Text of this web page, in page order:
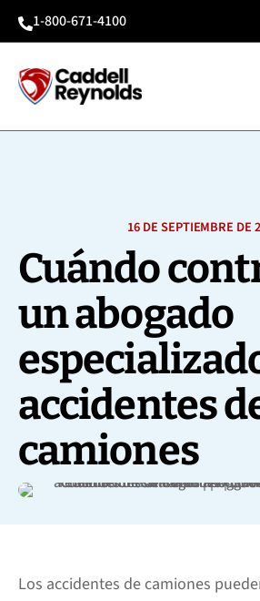
1-800-671-4100
16 DE SEPTIEMBRE DE
Cuándo
un abogado
accidentes
camiones
Los accidentes de camiones